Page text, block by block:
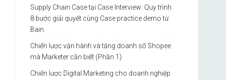
Supply Chain Case tại Case Interview: Quy trình
8 bước giải quyết cùng Case practice demo từ
Bain
Chiến lược vận hành và tăng doanh số Shopee
mà Marketer cần biết (Phần 1)
Chiến lược Digital Marketing cho doanh nghiệp